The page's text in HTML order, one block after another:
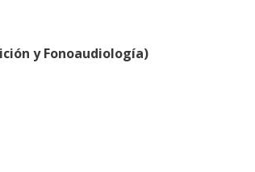
y Fonoaudiología)